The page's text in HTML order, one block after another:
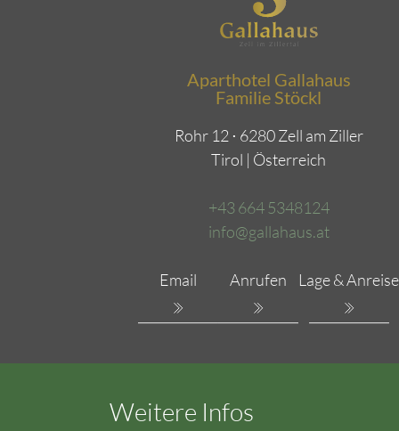
Aparthotel Gallahaus
Familie Stöckl
Rohr 12 ⋅ 6280 Zell am Ziller
Tirol | Österreich
+43 664 5348124
info@gallahaus.at
Email Anrufen Lage & Anreise
Weitere Infos